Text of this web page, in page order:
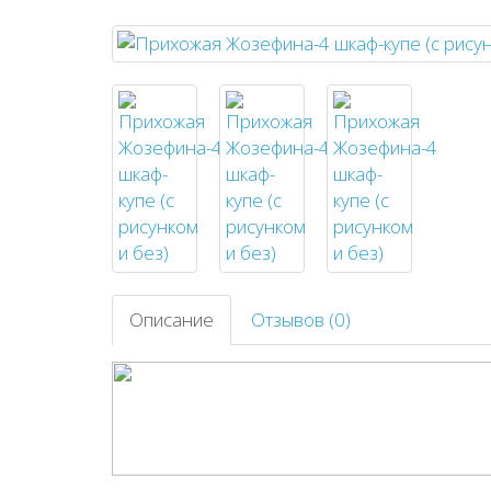
Описание Отзывов (0)